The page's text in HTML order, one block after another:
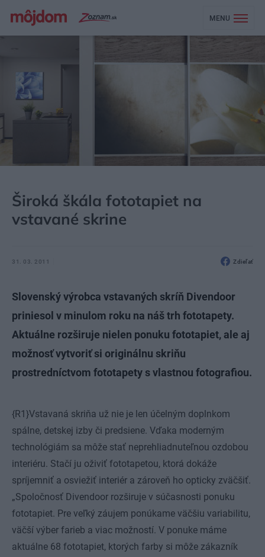
MENU
Široká škála fototapiet na
vstavané skrine
31. 03. 2011 Zdieľať
Slovenský výrobca vstavaných skríň Divendoor
priniesol v minulom roku na náš trh fototapety.
Aktuálne rozširuje nielen ponuku fototapiet, ale aj
možnosť vytvoriť si originálnu skriňu
prostredníctvom fototapety s vlastnou fotografiou.
{R1}Vstavaná skriňa už nie je len účelným doplnkom
spálne, detskej izby či predsiene. Vďaka moderným
technológiám sa môže stať neprehliadnuteľnou ozdobou
interiéru. Stačí ju oživiť fototapetou, ktorá dokáže
spríjemniť a osviežiť interiér a zároveň ho opticky zväčšiť.
„Spoločnosť Divendoor rozširuje v súčasnosti ponuku
fototapiet. Pre veľký záujem ponúkame väčšiu variabilitu,
väčší výber farieb a viac možností. V ponuke máme
aktuálne 68 fototapiet, ktorých farby si môže zákazník